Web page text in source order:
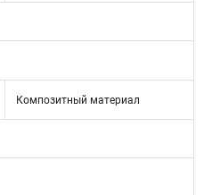
Композитный материал